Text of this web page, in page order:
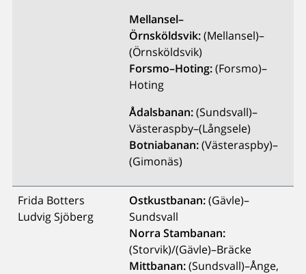
Mellansel–
Örnsköldsvik:(Mellansel)–
(Örnsköldsvik)
Forsmo–Hoting:(Forsmo)–
Hoting
Ådalsbanan:(Sundsvall)–
Västeraspby–(Långsele)
Botniabanan:(Västeraspby)–
(Gimonäs)
Frida Botters
Ludvig Sjöberg
Ostkustbanan:(Gävle)–
Sundsvall
Norra Stambanan:
(Storvik)/(Gävle)–Bräcke
Mittbanan:(Sundsvall)–Ånge,